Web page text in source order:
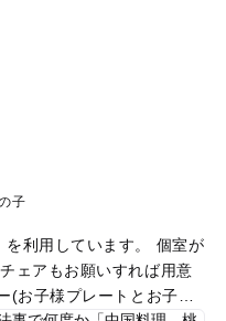
子
利用しています。 個室が
ェアもお願いすれば用意
(お子様プレートとお子様